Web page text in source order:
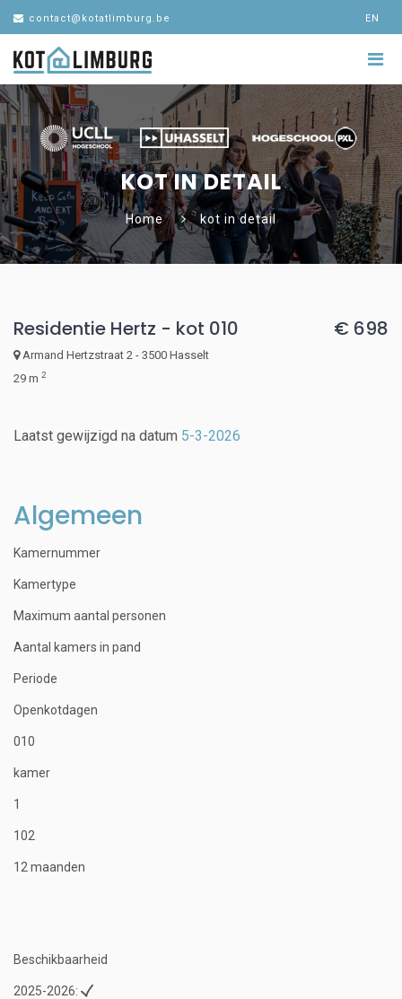
contact@kotatlimburg.be EN
KOT IN DETAIL
Home kot in detail
Residentie Hertz - kot 010
Armand Hertzstraat 2 - 3500 Hasselt
29 m 2
€ 698
Laatst gewijzigd na datum 5-3-2026
Algemeen
Kamernummer
Kamertype
Maximum aantal personen
Aantal kamers in pand
Periode
Openkotdagen
010
kamer
1
102
12 maanden
Beschikbaarheid
2025-2026: